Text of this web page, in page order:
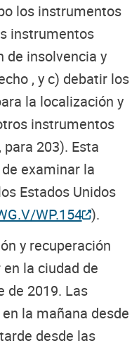
los instrumentos
instrumentos
de insolvencia y
, y c) debatir los
la localización y
instrumentos
para 203). Esta
examinar la
Estados Unidos
WP.154 ).
y recuperación
la ciudad de
de 2019. Las
la mañana desde
desde las